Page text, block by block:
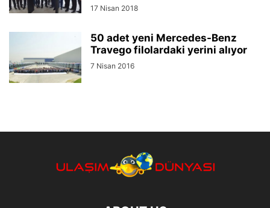
17 Nisan 2018
50 adet yeni Mercedes-Benz
Travego filolardaki yerini alıyor
7 Nisan 2016